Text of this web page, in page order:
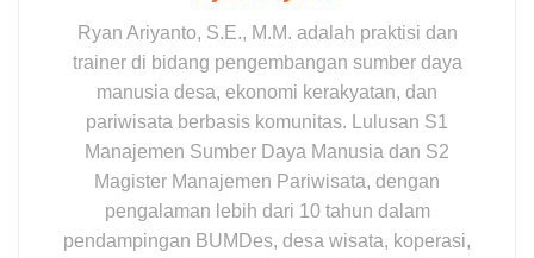
Ryan Ariyanto, S.E., M.M. adalah praktisi dan
trainer di bidang pengembangan sumber daya
manusia desa, ekonomi kerakyatan, dan
pariwisata berbasis komunitas. Lulusan S1
Manajemen Sumber Daya Manusia dan S2
Magister Manajemen Pariwisata, dengan
pengalaman lebih dari 10 tahun dalam
pendampingan BUMDes, desa wisata, koperasi,